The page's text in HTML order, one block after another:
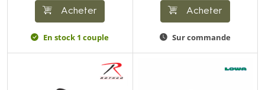
Acheter
En stock 1 couple
Acheter
Sur commande